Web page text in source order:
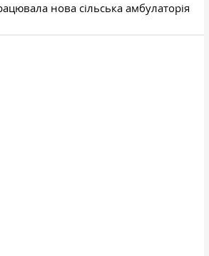
нова сільська амбулаторія